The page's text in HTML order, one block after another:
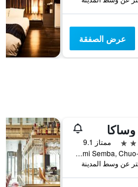
عرض الصفقة
ممتاز 9.1
4-1-3 Minami Semba, Chuo-ku, أوساكا, اليابان